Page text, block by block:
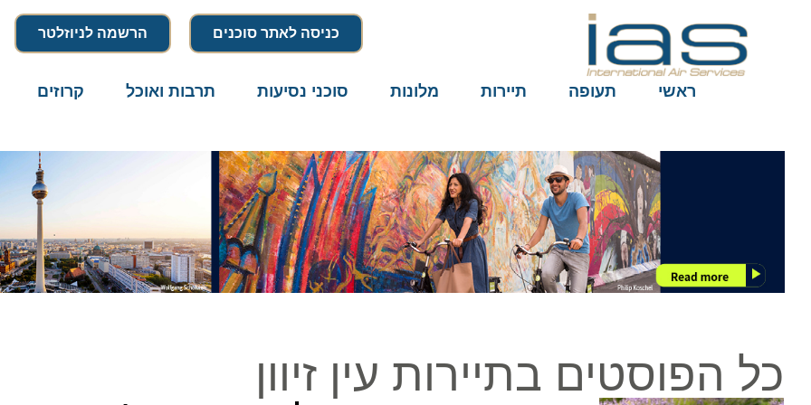
כניסה לאתר סוכנים הרשמה לניוזלטר
ראשי תעופה תיירות מלונות סוכני נסיעות תרבות ואוכל קרוזים
כל הפוסטים בתיירות עין זיוון